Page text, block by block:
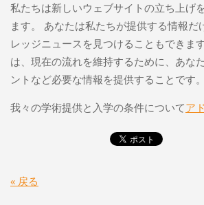
私たちは新しいウェブサイトの立ち上げ
ます。 あなたは私たちが提供する情報だ
レッジニュースを見つけることもできま
は、現在の流れを維持するために、あな
ントなど必要な情報を提供することです。
我々の学術提供と入学の条件についてア
« 戻る